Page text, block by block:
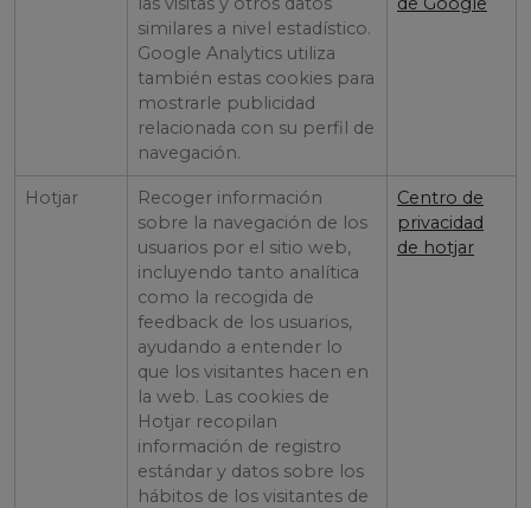
similares a nivel estadístico.
Google Analytics utiliza
también estas cookies para
mostrarle publicidad
relacionada con su perfil de
navegación.
Hotjar
Recoger información
sobre la navegación de los
usuarios por el sitio web,
incluyendo tanto analítica
como la recogida de
feedback de los usuarios,
ayudando a entender lo
que los visitantes hacen en
la web. Las cookies de
Hotjar recopilan
información de registro
estándar y datos sobre los
hábitos de los visitantes de
Centro de
privacidad
de hotjar